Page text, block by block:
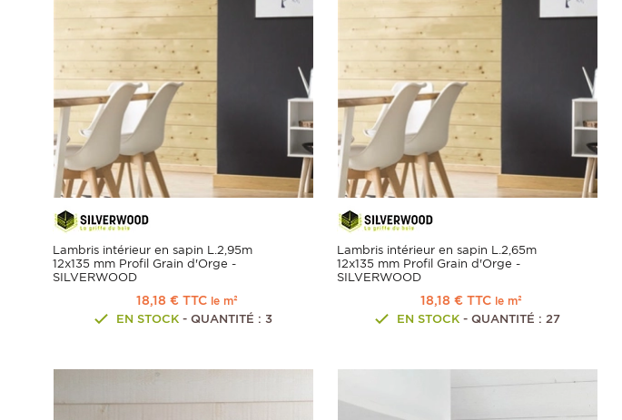
Lambris intérieur en sapin L.2,95m
12x135 mm Profil Grain d'Orge -
SILVERWOOD
18,18 € TTC le m²
EN STOCK - QUANTITÉ : 3
Lambris intérieur en sapin L.2,65m
12x135 mm Profil Grain d'Orge -
SILVERWOOD
18,18 € TTC le m²
EN STOCK - QUANTITÉ : 27